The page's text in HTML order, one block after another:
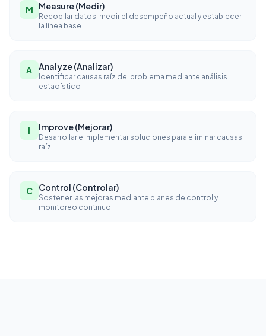
M Measure (Medir)
Recopilar datos, medir el desempeño actual y establecer
la línea base
A Analyze (Analizar)
Identificar causas raíz del problema mediante análisis
estadístico
I Improve (Mejorar)
Desarrollar e implementar soluciones para eliminar causas
raíz
C Control (Controlar)
Sostener las mejoras mediante planes de control y
monitoreo continuo